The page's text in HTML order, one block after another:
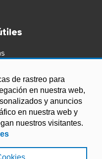
de rastreo para
en nuestra web,
y anuncios
en nuestra web y
nuestros visitantes.